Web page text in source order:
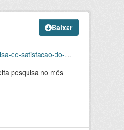
Baixar
4-tri-2022.csv
pesquisa no mês